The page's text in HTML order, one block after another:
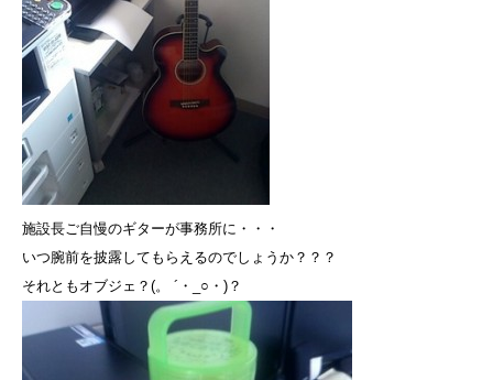
施設長ご自慢のギターが事務所に・・・
いつ腕前を披露してもらえるのでしょうか？？？
それともオブジェ？(。 ´・_○・)？